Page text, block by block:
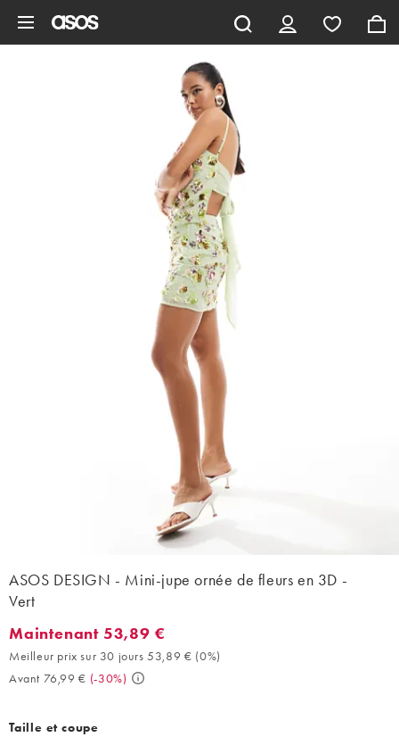
ASOS DESIGN - Mini-jupe ornée de fleurs en 3D -
Vert
Maintenant 53,89 €. Meilleur prix sur 30 jours 53,89 € (0%).
Maintenant 53,89 €
Meilleur prix sur 30 jours 53,89 € (0%)
Avant 76,99 € (-30%)
Taille et coupe